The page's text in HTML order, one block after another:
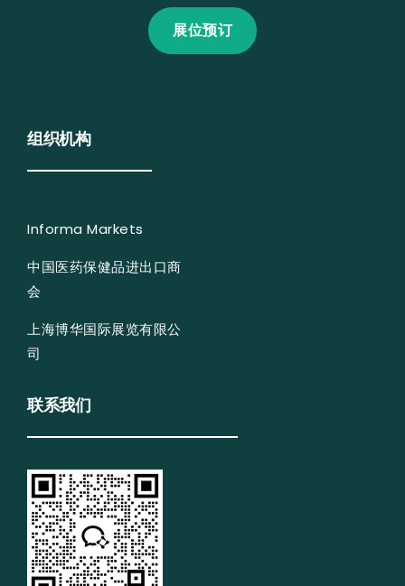
展位预订
组织机构
Informa Markets
中国医药保健品进出口商
会
上海博华国际展览有限公
司
联系我们